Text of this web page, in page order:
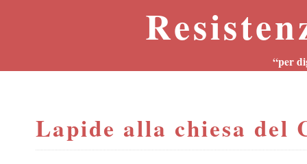
“per
Lapide alla chiesa del